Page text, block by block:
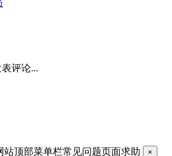
评论...
站顶部菜单栏常见问题页面求助 ×